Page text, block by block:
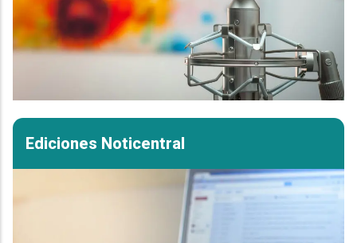
Ediciones Noticentral